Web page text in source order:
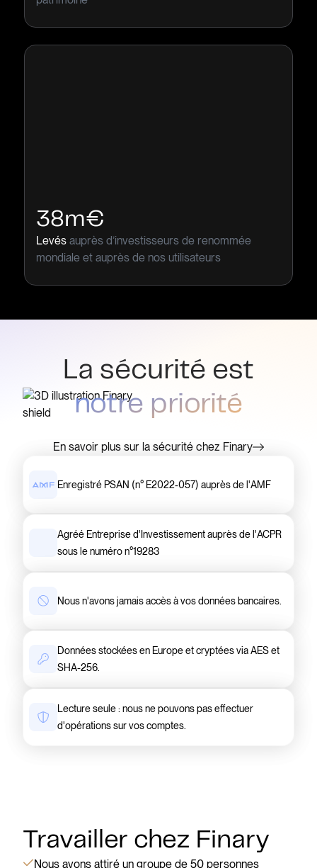
38m€
Levés auprès d’investisseurs de renommée
mondiale et auprès de nos utilisateurs
La sécurité est
notre priorité
En savoir plus sur la sécurité chez Finary
Enregistré PSAN (n° E2022-057) auprès de l'AMF
Agréé Entreprise d'Investissement auprès de l'ACPR
sous le numéro n°19283
Nous n'avons jamais accès à vos données bancaires.
Données stockées en Europe et cryptées via AES et
SHA-256.
Lecture seule : nous ne pouvons pas effectuer
d'opérations sur vos comptes.
Travailler chez Finary
Nous avons attiré un groupe de 50 personnes